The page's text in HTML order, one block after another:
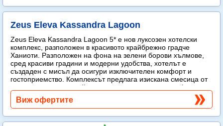
Zeus Eleva Kassandra Lagoon
Zeus Eleva Kassandra Lagoon 5* е нов луксозен хотелски
комплекс, разположен в красивото крайбрежно градче
Ханиоти. Разположен на фона на зелени борови хълмове,
сред красиви градини и модерни удобства, хотелът е
създаден с мисъл да осигури изключителен комфорт и
гостоприемство. Комплексът предлага изискана смесица от
модерен лукс и спокойна средиземноморска атмосфера.
Още...
Виж офертите